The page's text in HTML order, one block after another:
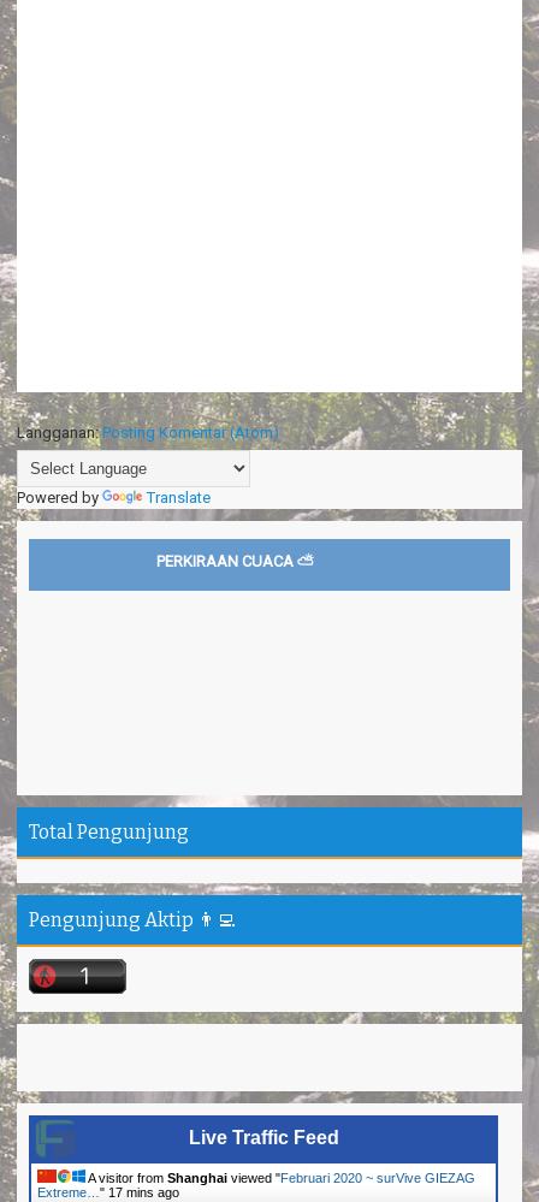
Langganan:Posting Komentar (Atom)
Powered by Translate
PERKIRAAN CUACA ⛅
Total Pengunjung
Pengunjung Aktip 👨‍💻
Live Traffic Feed
A visitor from Shanghai viewed "Februari 2020 ~ surVive GIEZAG
Extreme… " 17 mins ago